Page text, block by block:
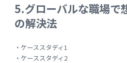
5.グローバルな職場で
の解決法
・ケーススタディ1
・ケーススタディ2